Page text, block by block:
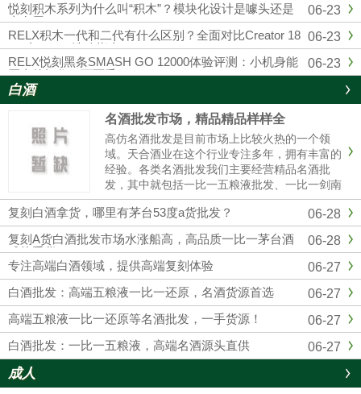
06-23
悦刻积木系列为什么叫“积木”？模块化设计是噱头还是
真有用？
06-23
RELX积木一代和二代有什么区别？全面对比Creator 18
000与22000选购指南
06-23
RELX悦刻黑条SMASH GO 12000体验评测：小机身能
否真的扛住一万两千口？
白酒
名酒批发市场，精品精品样样全
高仿名酒批发是目前市场上比较火热的一个领
域。天合酒业在这个行业专注多年，拥有丰富的
经验。各类名酒批发我们主要经营精品名酒批
发，其中就包括一比一五粮液批发、一比一剑南
春批发、一比一国窖1573批发等。这些都是市场
上非常受欢迎的产品。对于想要购买五粮液的人
来说，一比一五粮液批发是个......
06-28
复刻白酒拿货，哪里有茅台53度a货批发？
06-28
复刻A货白酒批发市场水涨船高，高品质一比一茅台酒
成抢手货
06-27
专注高端白酒领域，提供高端复刻体验
06-27
白酒批发：高端五粮液一比一还原，名酒货源首选
06-27
高端五粮液一比一还原等名酒批发，一手货源！
06-27
白酒批发：一比一五粮液，高端名酒源头直供
成人